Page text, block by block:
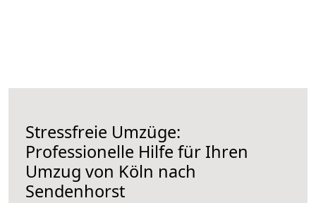
Stressfreie Umzüge:
Professionelle Hilfe für Ihren
Umzug von Köln nach
Sendenhorst